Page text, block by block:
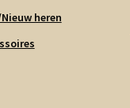
heren